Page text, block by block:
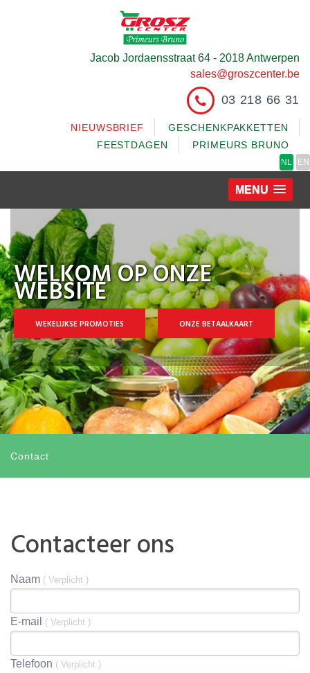
Jacob Jordaensstraat 64 - 2018 Antwerpen
sales@groszcenter.be
03 218 66 31
NIEUWSBRIEF
GESCHENKPAKKETTEN
FEESTDAGEN
PRIMEURS BRUNO
NL EN
MENU
WELKOM OP ONZE
WEBSITE
WEKELIJKSE PROMOTIES ONZE BETAALKAART
Contact
Contacteer ons
Naam ( Verplicht )
E-mail ( Verplicht )
Telefoon ( Verplicht )